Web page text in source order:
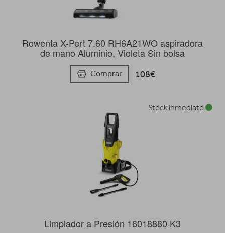
Rowenta X-Pert 7.60 RH6A21WO aspiradora
de mano Aluminio, Violeta Sin bolsa
Comprar 108€
Limpiador a Presión 16018880 K3
Stock inmediato